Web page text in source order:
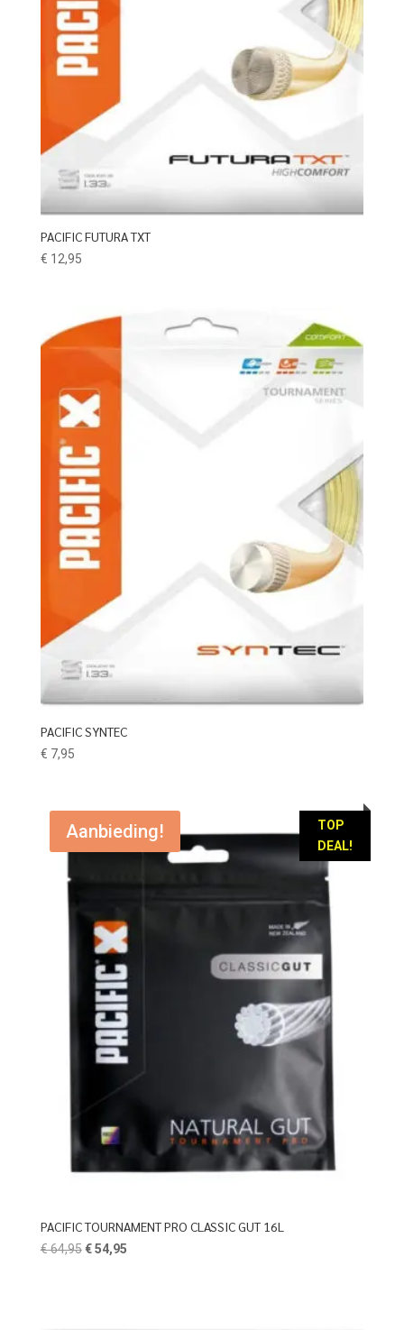
PACIFIC FUTURA TXT
€ 12,95
PACIFIC SYNTEC
€ 7,95
TOP
DEAL!
Aanbieding!
PACIFIC TOURNAMENT PRO CLASSIC GUT 16L
€64,95 Oorspronkelijke
€54,95Huidige